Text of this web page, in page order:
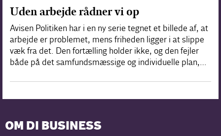
Uden arbejde rådner vi op
Avisen Politiken har i en ny serie tegnet et billede af, at
arbejde er problemet, mens friheden ligger i at slippe
væk fra det. Den fortælling holder ikke, og den fejler
både på det samfundsmæssige og individuelle plan,…
OM DI BUSINESS